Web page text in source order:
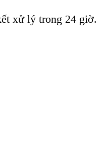
xử lý trong 24 giờ.